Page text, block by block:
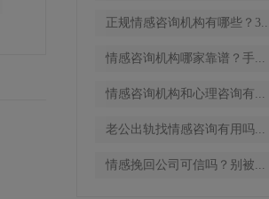
正规情感咨询机构有哪些？3...
情感咨询机构哪家靠谱？手...
情感咨询机构和心理咨询有...
老公出轨找情感咨询有用吗...
情感挽回公司可信吗？别被...